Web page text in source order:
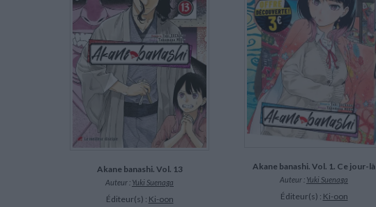
Akane banashi. Vol. 13
Auteur : Yuki Suenaga
Éditeur(s) : Ki-oon
Akane banashi. Vol. 1. Ce jour-là
Auteur : Yuki Suenaga
Éditeur(s) : Ki-oon